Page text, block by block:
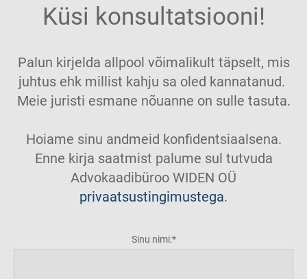
Küsi konsultatsiooni!
Palun kirjelda allpool võimalikult täpselt, mis
juhtus ehk millist kahju sa oled kannatanud.
Meie juristi esmane nõuanne on sulle tasuta.
Hoiame sinu andmeid konfidentsiaalsena.
Enne kirja saatmist palume sul tutvuda
Advokaadibüroo WIDEN OÜ
privaatsustingimustega.
Sinu nimi: